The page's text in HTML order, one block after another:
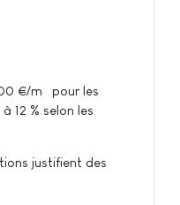
€/m² pour les
12 % selon les
justifient des